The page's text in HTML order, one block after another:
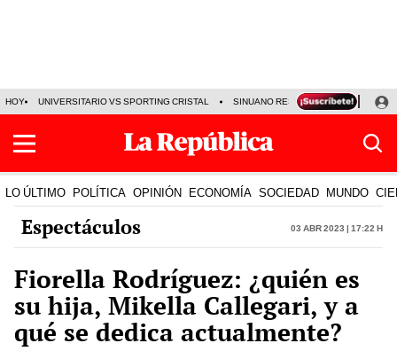
HOY UNIVERSITARIO VS SPORTING CRISTAL SINUANO RESULTADOS HOY
LO ÚLTIMO POLÍTICA OPINIÓN ECONOMÍA SOCIEDAD MUNDO
Espectáculos 03 Abr 2023 | 17:22 h
Fiorella Rodríguez: ¿quién es
su hija, Mikella Callegari, y a
qué se dedica actualmente?